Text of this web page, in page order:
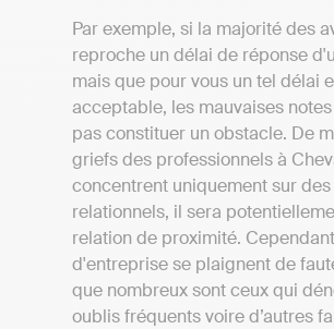
Par exemple, si la majorité des
reproche un délai de réponse
mais que pour vous un tel délai
acceptable, les mauvaises
pas constituer un obstacle. De
griefs des professionnels à
concentrent uniquement sur
relationnels, il sera
relation de proximité.
d'entreprise se plaignent de
que nombreux sont ceux qui
oublis fréquents voire d’autres